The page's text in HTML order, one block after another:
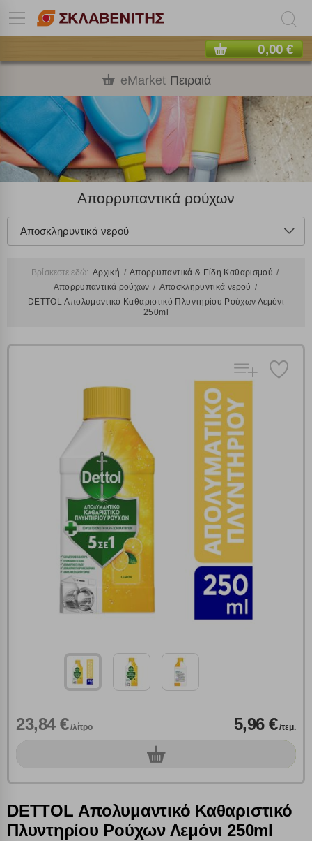
0,00 €
eMarket Πειραιά
Απορρυπαντικά ρούχων
Αποσκληρυντικά νερού
Βρίσκεστε εδώ: Αρχική
Απορρυπαντικά & Είδη Καθαρισμού
Απορρυπαντικά ρούχων
Αποσκληρυντικά νερού
DETTOL Απολυμαντικό Καθαριστικό Πλυντηρίου Ρούχων Λεμόνι
250ml
23,84 €/λίτρο 5,96 €/τεμ.
0τεμ.
DETTOL Απολυμαντικό Καθαριστικό
Πλυντηρίου Ρούχων Λεμόνι 250ml